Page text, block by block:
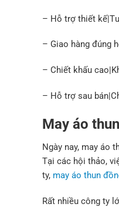
– Hỗ trợ thiết
– Giao hàng đúng
– Chiết khấu
– Hỗ trợ sau
May áo
Ngày nay, may áo
Tại các hội thảo,
ty, may áo thun
Rất nhiều công ty